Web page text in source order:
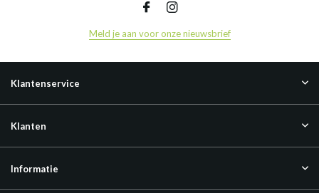
Meld je aan voor onze nieuwsbrief
Klantenservice
Klanten
Informatie